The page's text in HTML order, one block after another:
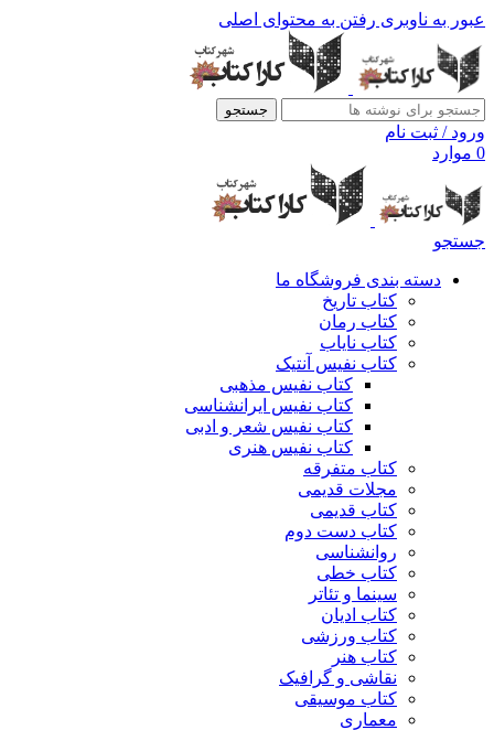
عبور به ناوبری رفتن به محتوای اصلی
جستجو
ورود / ثبت نام
0 موارد
جستجو
دسته بندی فروشگاه ما
کتاب تاریخ
کتاب رمان
کتاب نایاب
کتاب نفیس آنتیک
کتاب نفیس مذهبی
کتاب نفیس ایرانشناسی
کتاب نفیس شعر و ادبی
کتاب نفیس هنری
کتاب متفرقه
مجلات قدیمی
کتاب قدیمی
کتاب دست دوم
روانشناسی
کتاب خطی
سینما و تئاتر
کتاب ادیان
کتاب ورزشی
کتاب هنر
نقاشی و گرافیک
کتاب موسیقی
معماری